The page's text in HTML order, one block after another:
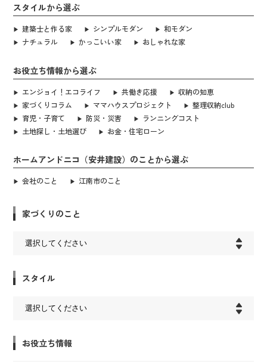
スタイルから選ぶ
建築士と作る家 シンプルモダン
和モダン
ナチュラル
かっこいい家 おしゃれな家
お役立ち情報から選ぶ
エンジョイ！エコライフ 共働き応援
収納の知恵
家づくりコラム
ママハウスプロジェクト
整理収納club
育児・子育て
防災・災害
ランニングコスト
土地探し・土地選び
お金・住宅ローン
ホームアンドニコ（安井建設）のことから選ぶ
会社のこと 江南市のこと
家づくりのこと
スタイル
お役立ち情報